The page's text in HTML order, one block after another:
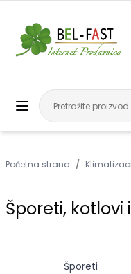
Početna strana /
Šporeti, kotlovi
Šporeti